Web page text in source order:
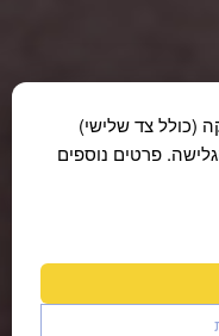
שלך!
(כולל צד שלישי)
פרטים נוספים